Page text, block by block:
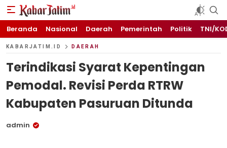
KABARJATIM.id
Kabar Jawa timuran
Beranda Nasional Daerah Pemerintah Politik TNI/
KABARJATIM.ID DAERAH
Terindikasi Syarat Kepentingan
Pemodal. Revisi Perda RTRW
Kabupaten Pasuruan Ditunda
admin